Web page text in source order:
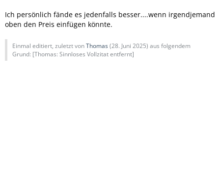
Ich persönlich fände es jedenfalls besser....wenn irgendjemand
oben den Preis einfügen könnte.
Einmal editiert, zuletzt vonThomas(28. Juni 2025) aus folgendem
Grund: ​[Thomas: Sinnloses Vollzitat entfernt]